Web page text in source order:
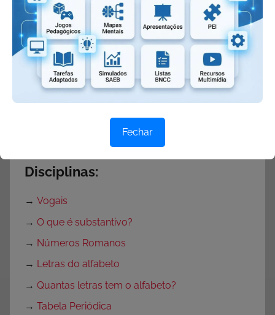
→ Atividades de Interpretação Textual
→Atividades de Produção de Textos e Frases do
1º ao 5º ano
KIT ATIVIDADES:
Atividades para o 1º ano.
Disciplinas:
→ Vogais
→ O que é substantivo?
→ Números Romanos
→ Letras do alfabeto
→ Quantas letras tem o alfabeto?
→ Tabela Periódica
Fechar